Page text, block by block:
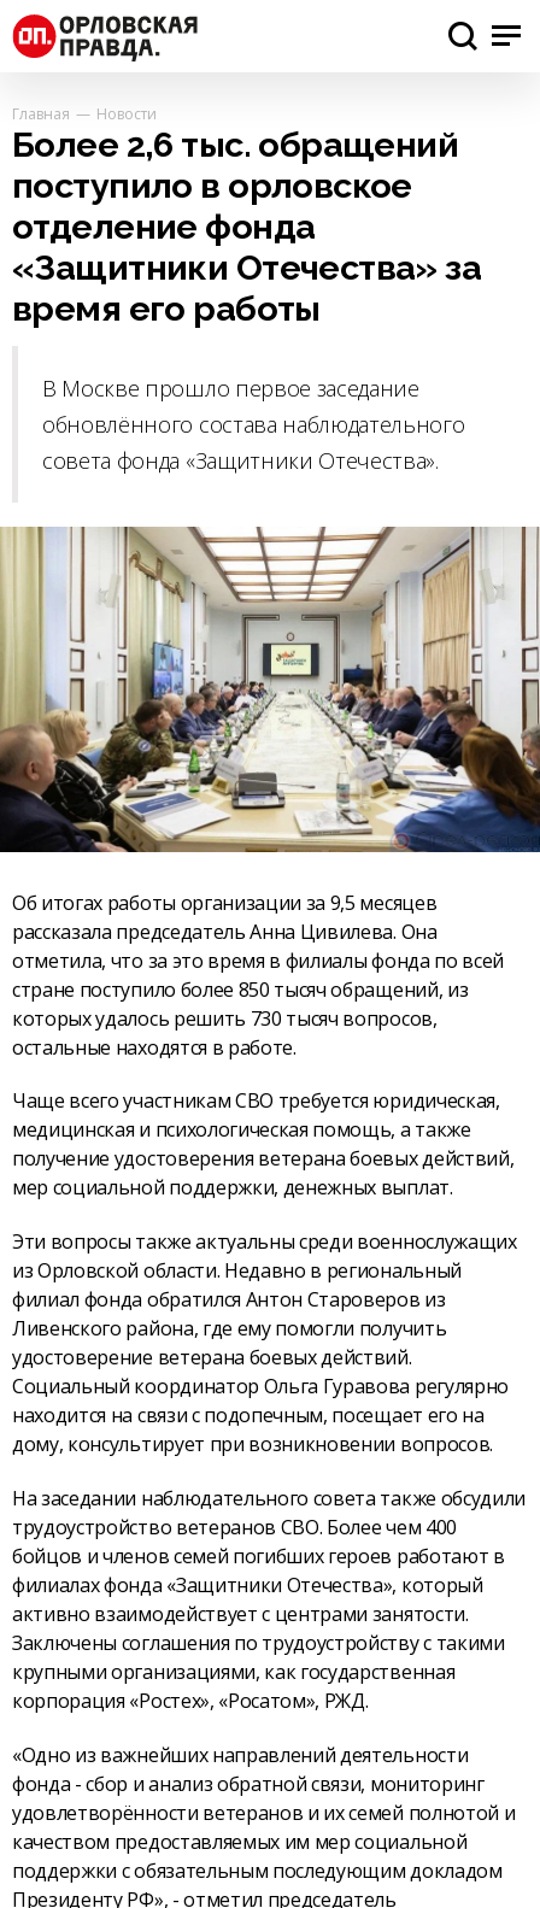
Главная Новости
Более 2,6 тыс. обращений
поступило в орловское
отделение фонда
«Защитники Отечества» за
время его работы
В Москве прошло первое заседание
обновлённого состава наблюдательного
совета фонда «Защитники Отечества».
Об итогах работы организации за 9,5 месяцев
рассказала председатель Анна Цивилева. Она
отметила, что за это время в филиалы фонда по всей
стране поступило более 850 тысяч обращений, из
которых удалось решить 730 тысяч вопросов,
остальные находятся в работе.
Чаще всего участникам СВО требуется юридическая,
медицинская и психологическая помощь, а также
получение удостоверения ветерана боевых действий,
мер социальной поддержки, денежных выплат.
Эти вопросы также актуальны среди военнослужащих
из Орловской области. Недавно в региональный
филиал фонда обратился Антон Староверов из
Ливенского района, где ему помогли получить
удостоверение ветерана боевых действий.
Социальный координатор Ольга Гуравова регулярно
находится на связи с подопечным, посещает его на
дому, консультирует при возникновении вопросов.
На заседании наблюдательного совета также обсудили
трудоустройство ветеранов СВО. Более чем 400
бойцов и членов семей погибших героев работают в
филиалах фонда «Защитники Отечества», который
активно взаимодействует с центрами занятости.
Заключены соглашения по трудоустройству с такими
крупными организациями, как государственная
корпорация «Ростех», «Росатом», РЖД.
«Одно из важнейших направлений деятельности
фонда - сбор и анализ обратной связи, мониторинг
удовлетворённости ветеранов и их семей полнотой и
качеством предоставляемых им мер социальной
поддержки с обязательным последующим докладом
Президенту РФ», - отметил председатель